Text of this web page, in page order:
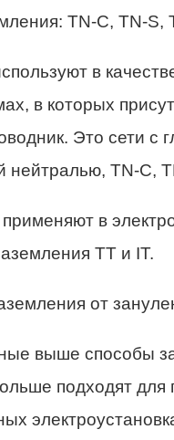
TN-C, TN-S,
в
в которых
Это сети с
нейтралью, TN-C,
в
TT и IT.
выше способы
подходят для